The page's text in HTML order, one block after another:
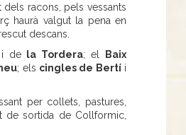
racons, pels vessants
haurà valgut la pena en
descans.
dela Tordera; el
Baix
; els cingles de Bertíi
per collets, pastures,
sortida de Collformic,